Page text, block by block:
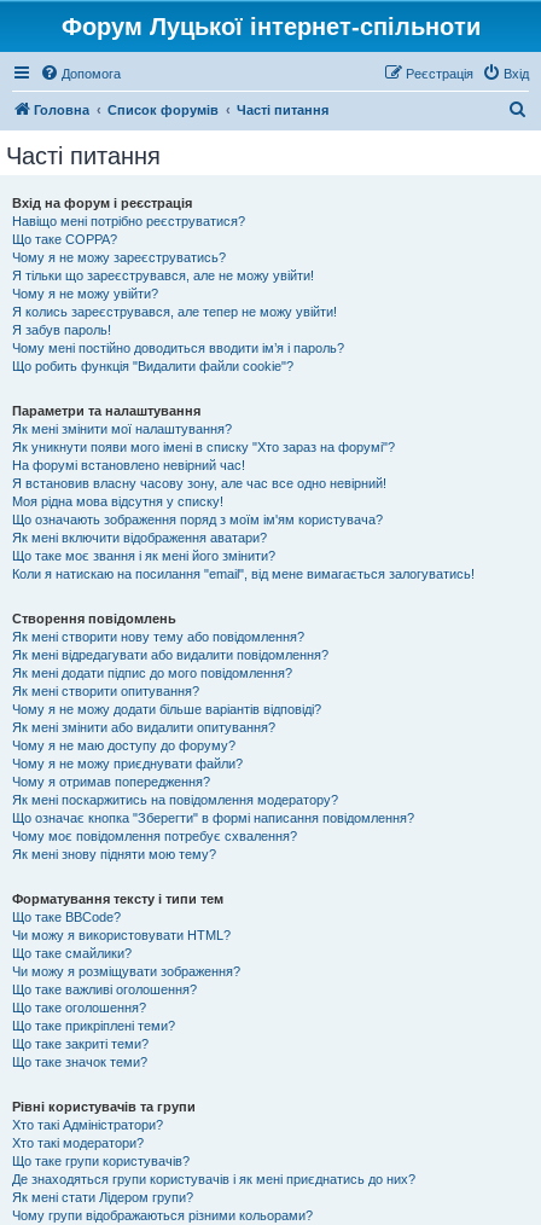
Форум Луцької інтернет-спільноти
Допомога Вхід
Реєстрація
Головна Список форумів Часті питання
Часті питання
Вхід на форум і реєстрація
Навіщо мені потрібно реєструватися?
Що таке COPPA?
Чому я не можу зареєструватись?
Я тільки що зареєструвався, але не можу увійти!
Чому я не можу увійти?
Я колись зареєструвався, але тепер не можу увійти!
Я забув пароль!
Чому мені постійно доводиться вводити ім’я і пароль?
Що робить функція "Видалити файли cookie"?
Параметри та налаштування
Як мені змінити мої налаштування?
Як уникнути появи мого імені в списку "Хто зараз на форумі"?
На форумі встановлено невірний час!
Я встановив власну часову зону, але час все одно невірний!
Моя рідна мова відсутня у списку!
Що означають зображення поряд з моїм ім'ям користувача?
Як мені включити відображення аватари?
Що таке моє звання і як мені його змінити?
Коли я натискаю на посилання "email", від мене вимагається залогуватись!
Створення повідомлень
Як мені створити нову тему або повідомлення?
Як мені відредагувати або видалити повідомлення?
Як мені додати підпис до мого повідомлення?
Як мені створити опитування?
Чому я не можу додати більше варіантів відповіді?
Як мені змінити або видалити опитування?
Чому я не маю доступу до форуму?
Чому я не можу приєднувати файли?
Чому я отримав попередження?
Як мені поскаржитись на повідомлення модератору?
Що означає кнопка "Зберегти" в формі написання повідомлення?
Чому моє повідомлення потребує схвалення?
Як мені знову підняти мою тему?
Форматування тексту і типи тем
Що таке BBCode?
Чи можу я використовувати HTML?
Що таке смайлики?
Чи можу я розміщувати зображення?
Що таке важливі оголошення?
Що таке оголошення?
Що таке прикріплені теми?
Що таке закриті теми?
Що таке значок теми?
Рівні користувачів та групи
Хто такі Адміністратори?
Хто такі модератори?
Що таке групи користувачів?
Де знаходяться групи користувачів і як мені приєднатись до них?
Як мені стати Лідером групи?
Чому групи відображаються різними кольорами?